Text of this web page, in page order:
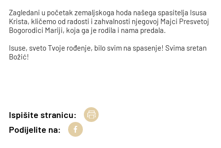
Zagledani u početak zemaljskoga hoda našega spasitelja Isusa
Krista, kličemo od radosti i zahvalnosti njegovoj Majci Presvetoj
Bogorodici Mariji, koja ga je rodila i nama predala.
Isuse, sveto Tvoje rođenje, bilo svim na spasenje! Svima sretan
Božić!
Ispišite stranicu:
Podijelite na: